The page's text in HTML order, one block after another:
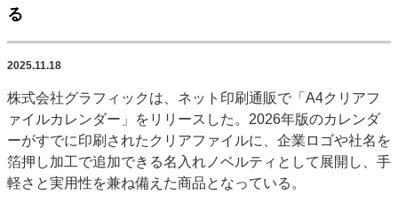
カテゴリー一覧
新商品 新製品 ＡＩ・デジタル デジタル印刷
印刷通販
SDGs・地域
市場・統計
特集記事カテゴリー一覧
2022 見える化・MIS特集
特集・デジタル印刷 アイデアで勝負！ ～多様なビジネス・多彩な商材～
る
2025.11.18
株式会社グラフィックは、ネット印刷通販で「A4クリアフ
ァイルカレンダー」をリリースした。2026年版のカレンダ
ーがすでに印刷されたクリアファイルに、企業ロゴや社名を
箔押し加工で追加できる名入れノベルティとして展開し、手
軽さと実用性を兼ね備えた商品となっている。